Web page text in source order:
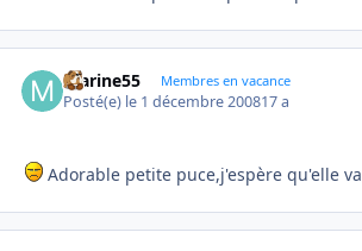
marine55 Membres en vacance
Posté(e) le 1 décembre 200817 a
Adorable petite puce,j'espère qu'elle